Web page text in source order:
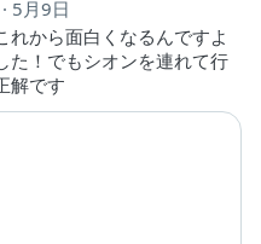
5月9日
れから面白くなるんですよ
た！でもシオンを連れて行
解です